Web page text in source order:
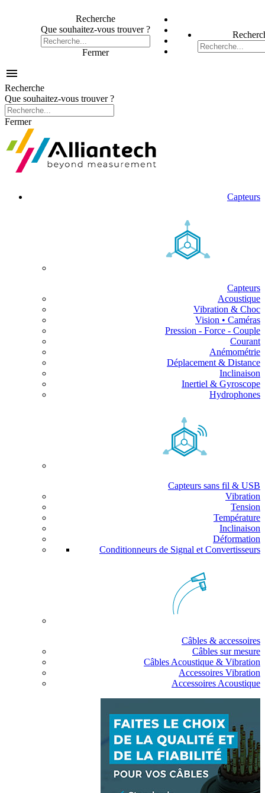
Recherche
Que souhaitez-vous trouver ?
Fermer

Recherche
Que souhaitez-vous trouver ?
Fermer
Capteurs
Capteurs
Acoustique
Vibration & Choc
Vision • Caméras
Pression - Force - Couple
Courant
Anémométrie
Déplacement & Distance
Inclinaison
Inertiel & Gyroscope
Hydrophones
Capteurs sans fil & USB
Vibration
Tension
Température
Inclinaison
Déformation
Conditionneurs de Signal et Convertisseurs
Câbles & accessoires
Câbles sur mesure
Câbles Acoustique & Vibration
Accessoires Vibration
Accessoires Acoustique